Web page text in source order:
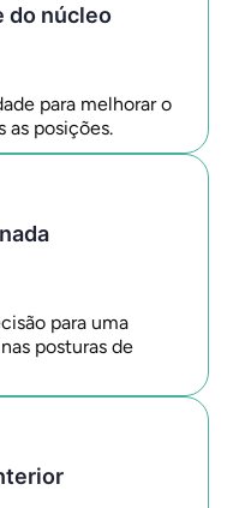
do núcleo
para melhorar o
as posições.
para uma
posturas de